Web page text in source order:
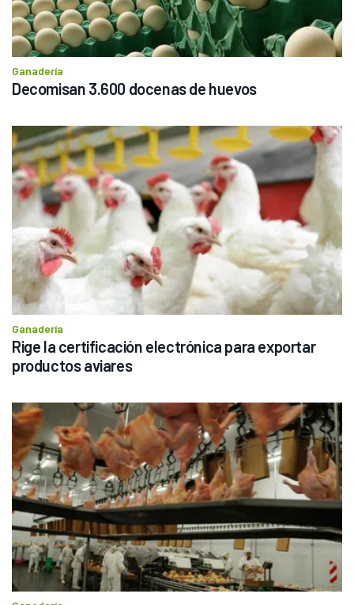
Ganadería
Decomisan 3.600 docenas de huevos
Ganadería
Rige la certificación electrónica para exportar
productos aviares